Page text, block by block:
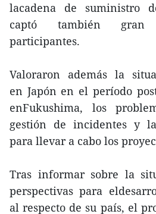
lacadena de suministro
captó también gran
participantes.
Valoraron además la
en Japón en el período
enFukushima, los
gestión de incidentes y
para llevar a cabo los
Tras informar sobre la
perspectivas para
al respecto de su país, el